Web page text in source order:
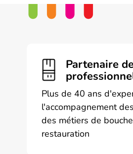
Partenaire
Plus de 40 ans
l'accompagnement
des métiers de
restauration